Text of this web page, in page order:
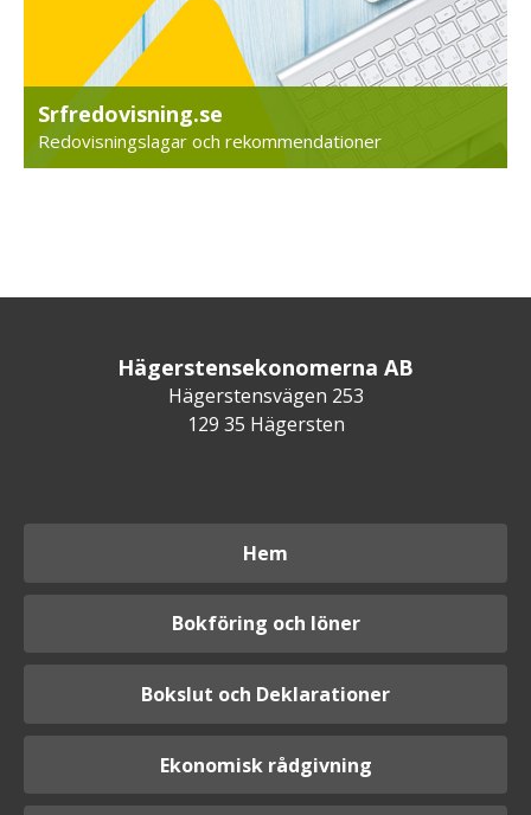
Srfredovisning.se
Redovisningslagar och rekommendationer
Hägerstensekonomerna AB
Hägerstensvägen 253
129 35 Hägersten
Hem
Bokföring och löner
Bokslut och Deklarationer
Ekonomisk rådgivning